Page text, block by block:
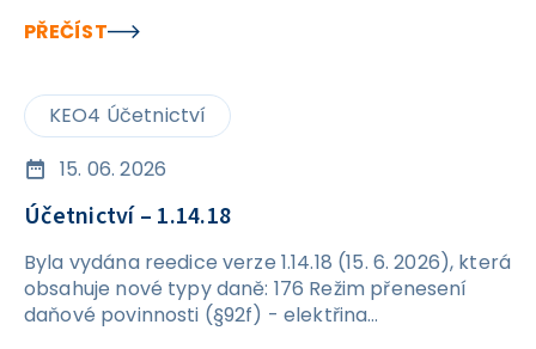
formulářů.
PŘEČÍST
KEO4 Účetnictví
15. 06. 2026
Účetnictví – 1.14.18
Byla vydána reedice verze 1.14.18 (15. 6. 2026), která
obsahuje nové typy daně: 176 Režim přenesení
daňové povinnosti (§92f) - elektřina